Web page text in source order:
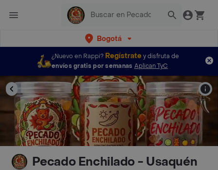
Bogotá
¿Nuevo en Rappi? Regístratey disfruta de
envíos gratis por semanas Aplican TyC
Pecado Enchilado - Usaquén